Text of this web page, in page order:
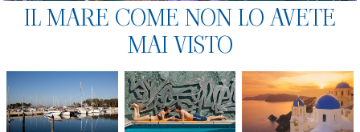
IL MARE COME NON LO AVETE
MAI VISTO